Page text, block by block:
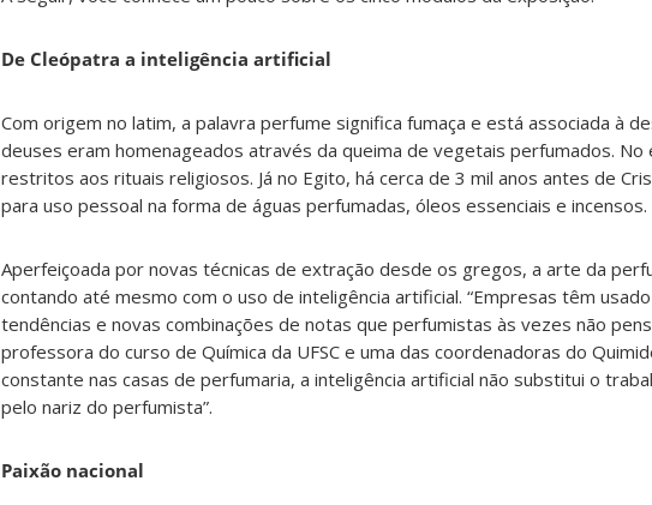
De Cleópatra a inteligência artificial
Com origem no latim, a palavra perfume significa fumaça e está associada à
deuses eram homenageados através da queima de vegetais perfumados.
restritos aos rituais religiosos. Já no Egito, há cerca de 3 mil anos antes de
para uso pessoal na forma de águas perfumadas, óleos essenciais e incensos.
Aperfeiçoada por novas técnicas de extração desde os gregos, a arte da
contando até mesmo com o uso de inteligência artificial. “Empresas têm
tendências e novas combinações de notas que perfumistas às vezes não
professora do curso de Química da UFSC e uma das coordenadoras do
constante nas casas de perfumaria, a inteligência artificial não substitui o
pelo nariz do perfumista”.
Paixão nacional